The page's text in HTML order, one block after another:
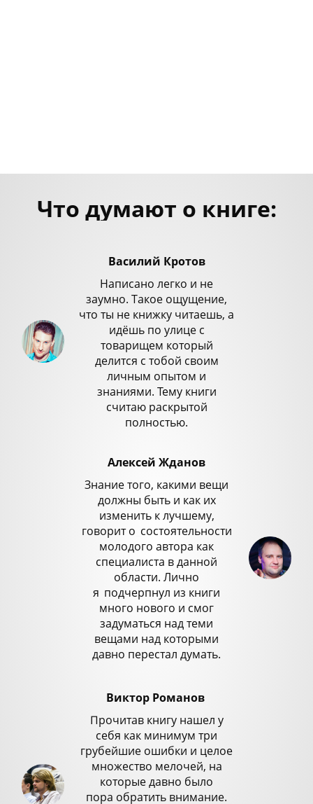
Что думают о книге:
Василий Кротов
Написано легко и не
заумно. Такое ощущение,
что ты не книжку читаешь, а
идёшь по улице с
товарищем который
делится с тобой своим
личным опытом и
знаниями. Тему книги
считаю раскрытой
полностью.
Алексей Жданов
Знание того, какими вещи
должны быть и как их
изменить к лучшему,
говорит о состоятельности
молодого автора как
специалиста в данной
области. Лично
я подчерпнул из книги
много нового и смог
задуматься над теми
вещами над которыми
давно перестал думать.
Виктор Романов
Прочитав книгу нашел у
себя как минимум три
грубейшие ошибки и целое
множество мелочей, на
которые давно было
пора обратить внимание.